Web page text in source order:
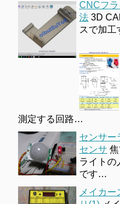
CNCフ
法 3D
スで加
測定する回路…
センサー
センサ
ライトの
です…
メイカ